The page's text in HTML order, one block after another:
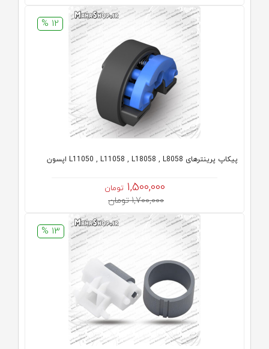
12 %
پیکاپ پرینترهای L11050 , L11058 , L18058 , L8058 اپسون
1,500,000 تومان
1,700,000 تومان
13 %